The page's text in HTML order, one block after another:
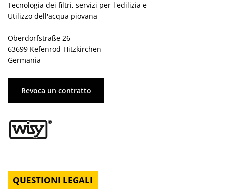
Tecnologia dei filtri, servizi per l'edilizia e
Utilizzo dell'acqua piovana
Oberdorfstraße 26
63699 Kefenrod-Hitzkirchen
Germania
Revoca un contratto
QUESTIONI LEGALI